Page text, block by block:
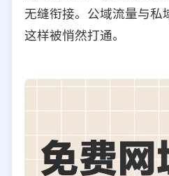
无缝衔接。公域流量与私
这样被悄然打通。